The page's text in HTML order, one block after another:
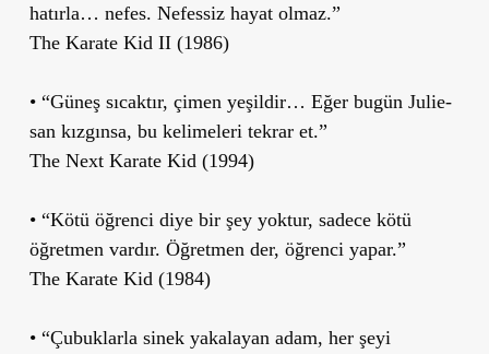
hatırla… nefes. Nefessiz hayat olmaz.”
The Karate Kid II (1986)
• “Güneş sıcaktır, çimen yeşildir… Eğer bugün Julie-
san kızgınsa, bu kelimeleri tekrar et.”
The Next Karate Kid (1994)
• “Kötü öğrenci diye bir şey yoktur, sadece kötü
öğretmen vardır. Öğretmen der, öğrenci yapar.”
The Karate Kid (1984)
• “Çubuklarla sinek yakalayan adam, her şeyi